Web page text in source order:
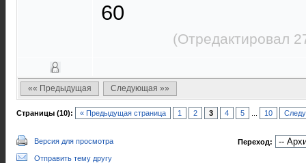
60
(Отредактировал
«« Предыдущая Следующая »»
Страницы (10): « Предыдущая страница 1 2 3 4 5 10
Версия для просмотра
Отправить тему другу
Переход: